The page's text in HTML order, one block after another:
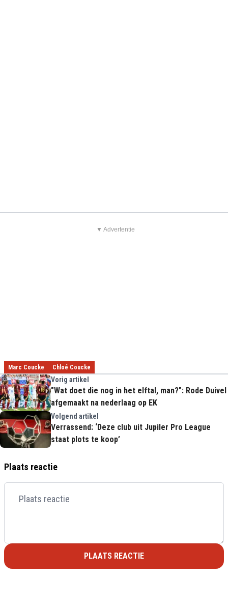
▼ Advertentie
Marc Coucke Chloé Coucke
Vorig artikel
"Wat doet die nog in het elftal, man?": Rode Duivel
afgemaakt na nederlaag op EK
Volgend artikel
Verrassend: ‘Deze club uit Jupiler Pro League
staat plots te koop’
Plaats reactie
PLAATS REACTIE